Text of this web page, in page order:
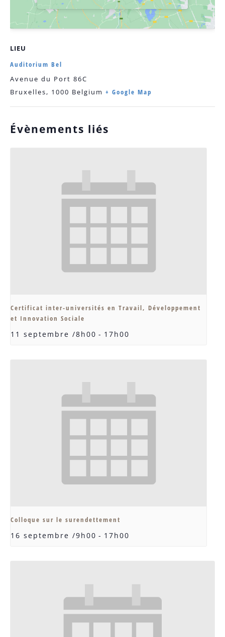
LIEU
Auditorium Bel
Avenue du Port 86C
Bruxelles, 1000 Belgium + Google Map
Évènements liés
Certificat inter-universités en Travail, Développement
et Innovation Sociale
11 septembre /8h00 - 17h00
Colloque sur le surendettement
16 septembre /9h00 - 17h00